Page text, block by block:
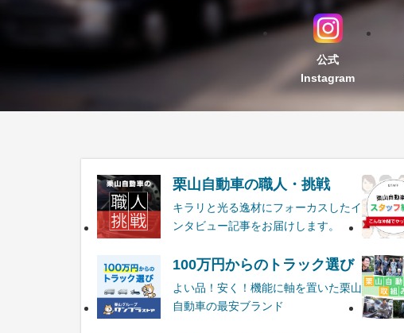
公式
Instagram
栗山自動車の職人・挑戦
キラリと光る逸材にフォーカスしたイ
ンタビュー記事をお届けします。
100万円からのトラック選び
よい品！安く！機能に軸を置いた栗山
自動車の最安ブランド